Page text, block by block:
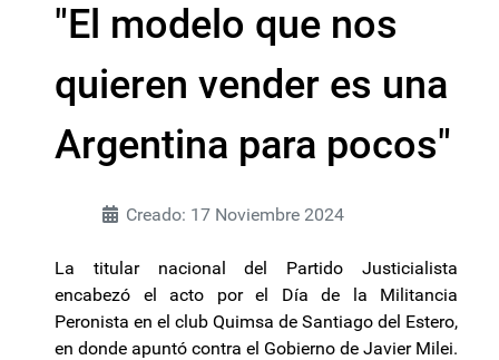
"El modelo que nos
quieren vender es una
Argentina para pocos"
Creado: 17 Noviembre 2024
La titular nacional del Partido Justicialista
encabezó el acto por el Día de la Militancia
Peronista en el club Quimsa de Santiago del Estero,
en donde apuntó contra el Gobierno de Javier Milei.